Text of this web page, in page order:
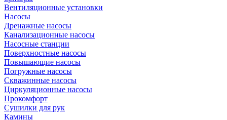
Вентиляционные установки
Насосы
Дренажные насосы
Канализационные насосы
Насосные станции
Поверхностные насосы
Повышающие насосы
Погружные насосы
Скважинные насосы
Циркуляционные насосы
Прокомфорт
Сушилки для рук
Камины